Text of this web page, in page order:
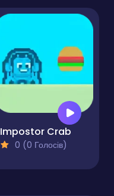
Impostor Crab
0 (0 Голосів)